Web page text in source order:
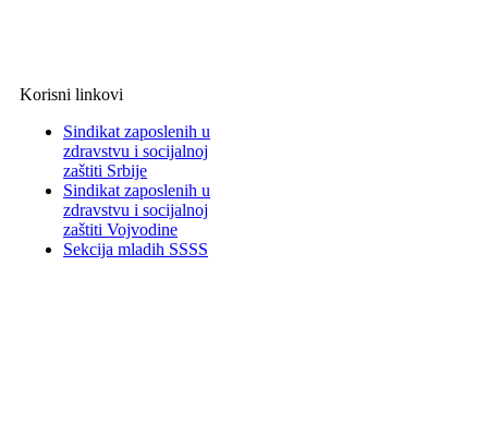
Korisni linkovi
Sindikat zaposlenih u
zdravstvu i socijalnoj
zaštiti Srbije
Sindikat zaposlenih u
zdravstvu i socijalnoj
zaštiti Vojvodine
Sekcija mladih SSSS